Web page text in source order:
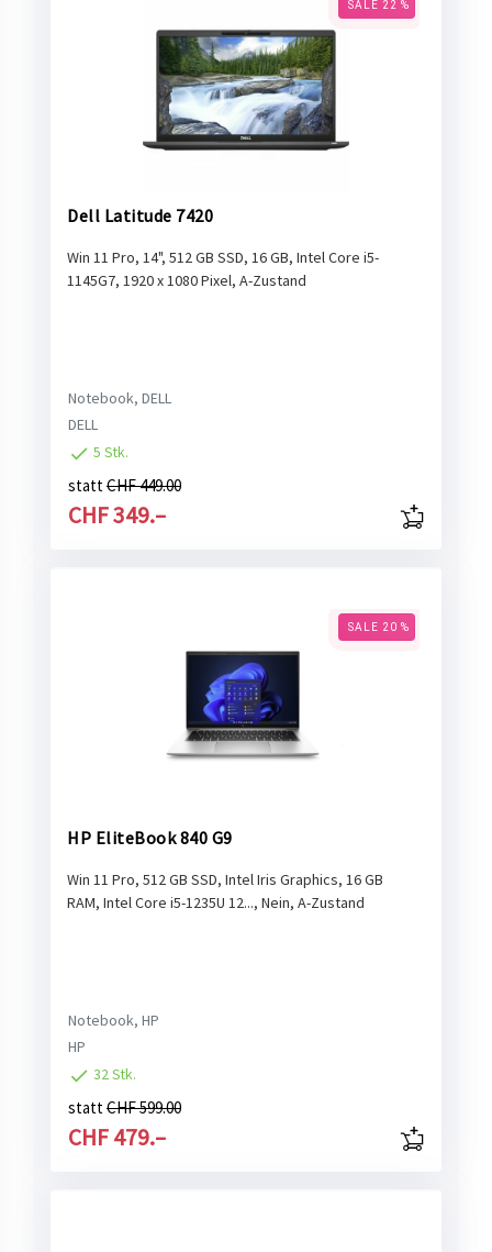
SALE 22 %
Dell Latitude 7420
Win 11 Pro, 14", 512 GB SSD, 16 GB, Intel Core i5-
1145G7, 1920 x 1080 Pixel, A-Zustand
Notebook, DELL
DELL
5 Stk.
stattCHF 449.00
CHF 349.–
SALE 20 %
HP EliteBook 840 G9
Win 11 Pro, 512 GB SSD, Intel Iris Graphics, 16 GB
RAM, Intel Core i5-1235U 12..., Nein, A-Zustand
Notebook, HP
HP
32 Stk.
stattCHF 599.00
CHF 479.–